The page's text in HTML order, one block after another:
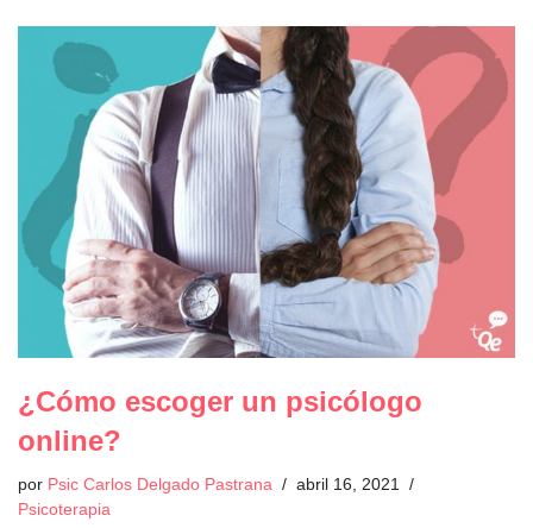
¿Cómo escoger un psicólogo
online?
por Psic Carlos Delgado Pastrana
abril 16, 2021
Psicoterapia